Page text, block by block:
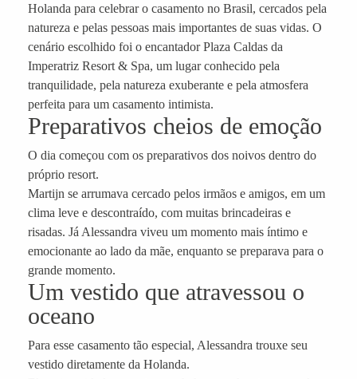
Holanda para celebrar o casamento no Brasil, cercados pela
natureza e pelas pessoas mais importantes de suas vidas. O
cenário escolhido foi o encantador Plaza Caldas da
Imperatriz Resort & Spa, um lugar conhecido pela
tranquilidade, pela natureza exuberante e pela atmosfera
perfeita para um casamento intimista.
Preparativos cheios de emoção
O dia começou com os preparativos dos noivos dentro do
próprio resort.
Martijn se arrumava cercado pelos irmãos e amigos, em um
clima leve e descontraído, com muitas brincadeiras e
risadas. Já Alessandra viveu um momento mais íntimo e
emocionante ao lado da mãe, enquanto se preparava para o
grande momento.
Um vestido que atravessou o
oceano
Para esse casamento tão especial, Alessandra trouxe seu
vestido diretamente da Holanda.